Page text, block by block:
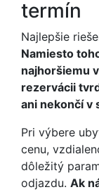
termín
Najlepšie
Namiesto
najhoršiemu
rezervácii
ani nekončí v
Pri výbere
cenu,
dôležitý
odjazdu. Ak